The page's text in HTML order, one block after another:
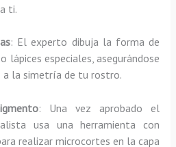
ti.
: El experto dibuja la forma de
lápices especiales, asegurándose
a la simetría de tu rostro.
: Una vez aprobado el
usa una herramienta con
realizar microcortes en la capa